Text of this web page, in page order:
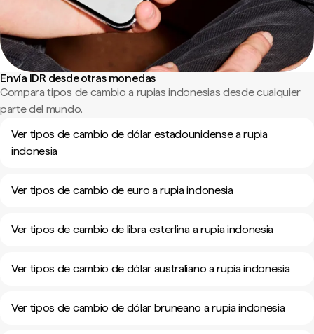
Envía IDR desde otras monedas
Compara tipos de cambio a rupias indonesias desde cualquier
parte del mundo.
Ver tipos de cambio de dólar estadounidense a rupia
indonesia
Ver tipos de cambio de euro a rupia indonesia
Ver tipos de cambio de libra esterlina a rupia indonesia
Ver tipos de cambio de dólar australiano a rupia indonesia
Ver tipos de cambio de dólar bruneano a rupia indonesia